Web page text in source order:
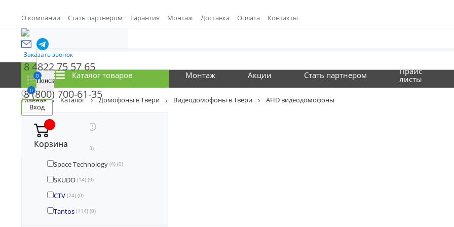
О компании Стать партнером Гарантия Монтаж Доставка Оплата Контакты
Заказать звонок
8 4822 75 57 65
8 (800) 700-61-35
0
0
Вход
Корзина
Каталог товаров Монтаж Акции Стать партнером
Прайс
листы
Главная Каталог Домофоны в Твери Видеодомофоны в Твери AHD видеодомофоны
Производитель
Smartec (0)
Space Technology (4) (0)
SKUDO (14) (0)
CTV (24) (0)
Tantos (114) (0)